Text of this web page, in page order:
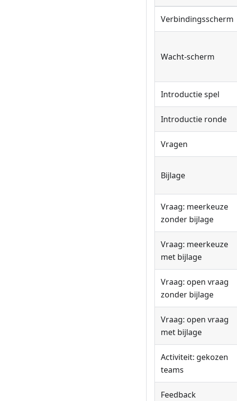
Verbindingsscherm
Wacht-scherm
Introductie spel
Introductie ronde
Vragen
Bijlage
Vraag: meerkeuze
zonder bijlage
Vraag: meerkeuze
met bijlage
Vraag: open vraag
zonder bijlage
Vraag: open vraag
met bijlage
Activiteit: gekozen
teams
Feedback